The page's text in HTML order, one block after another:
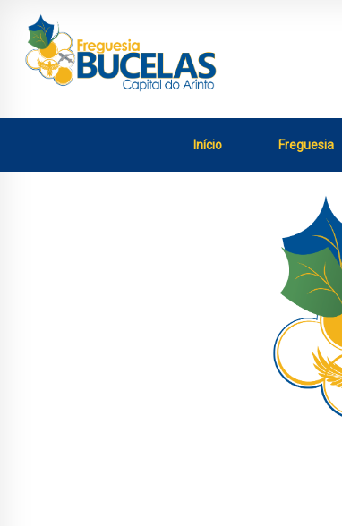
Início Freguesia